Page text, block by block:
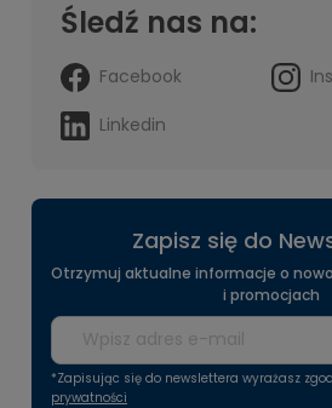
Śledź nas na:
Facebook
Linkedin
Zapisz się do
Otrzymuj aktualne informacje o
i promocjach
*Zapisując się do newslettera wyrażasz
prywatności